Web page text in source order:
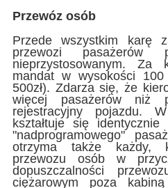
Przewóz osób
Przede wszystkim karę
przewozi
nieprzystosowanym. Za
mandat w wysokości
500zł). Zdarza się, że
więcej pasażerów niż
rejestracyjny pojazdu.
kształtuje się
"nadprogramowego"
otrzyma także każdy,
przewozu osób w
dopuszczalności
ciężarowym poza